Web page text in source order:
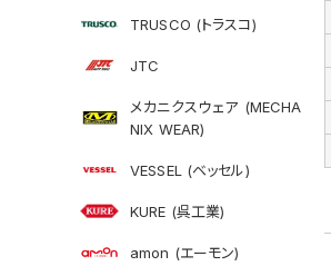
TRUSCO (トラスコ)
JTC
メカニクスウェア (MECHA
NIX WEAR)
VESSEL (ベッセル)
KURE (呉工業)
amon (エーモン)